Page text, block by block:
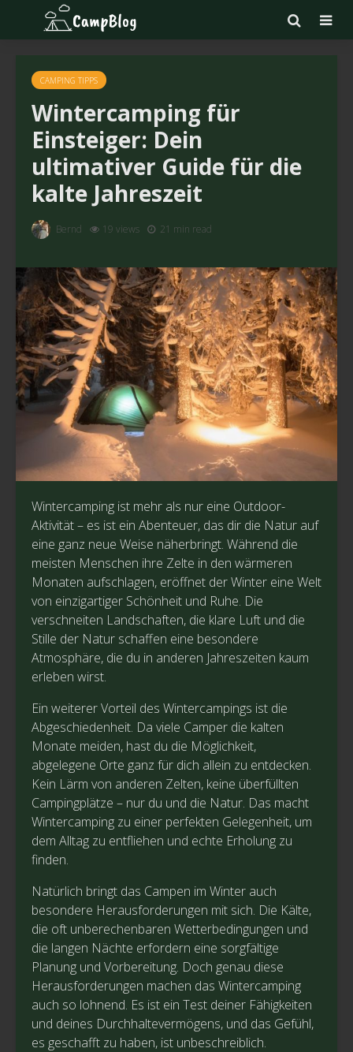
CAMPING TIPPS
Wintercamping für
Einsteiger: Dein
ultimativer Guide für die
kalte Jahreszeit
Bernd 19 views 21 min read
Wintercamping ist mehr als nur eine Outdoor-
Aktivität – es ist ein Abenteuer, das dir die Natur auf
eine ganz neue Weise näherbringt. Während die
meisten Menschen ihre Zelte in den wärmeren
Monaten aufschlagen, eröffnet der Winter eine Welt
von einzigartiger Schönheit und Ruhe. Die
verschneiten Landschaften, die klare Luft und die
Stille der Natur schaffen eine besondere
Atmosphäre, die du in anderen Jahreszeiten kaum
erleben wirst.
Ein weiterer Vorteil des Wintercampings ist die
Abgeschiedenheit. Da viele Camper die kalten
Monate meiden, hast du die Möglichkeit,
abgelegene Orte ganz für dich allein zu entdecken.
Kein Lärm von anderen Zelten, keine überfüllten
Campingplätze – nur du und die Natur. Das macht
Wintercamping zu einer perfekten Gelegenheit, um
dem Alltag zu entfliehen und echte Erholung zu
finden.
Natürlich bringt das Campen im Winter auch
besondere Herausforderungen mit sich. Die Kälte,
die oft unberechenbaren Wetterbedingungen und
die langen Nächte erfordern eine sorgfältige
Planung und Vorbereitung. Doch genau diese
Herausforderungen machen das Wintercamping
auch so lohnend. Es ist ein Test deiner Fähigkeiten
und deines Durchhaltevermögens, und das Gefühl,
es geschafft zu haben, ist unbeschreiblich.